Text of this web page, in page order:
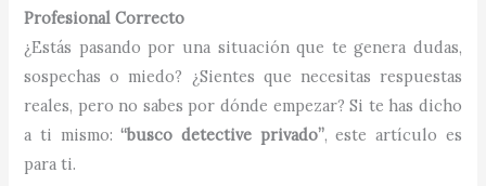
Profesional Correcto
¿Estás pasando por una situación que te genera dudas,
sospechas o miedo? ¿Sientes que necesitas respuestas
reales, pero no sabes por dónde empezar? Si te has dicho
a ti mismo:“busco detective privado”, este artículo es
para ti.